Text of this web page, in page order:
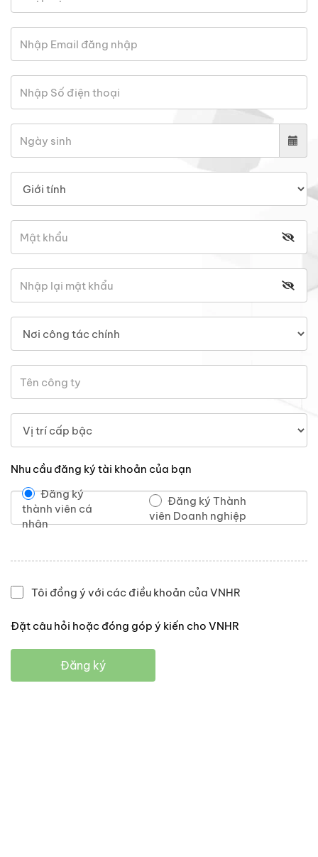
Nhu cầu đăng ký tài khoản của bạn
Đăng ký
thành viên cá
nhân
Đăng ký Thành
viên Doanh nghiệp
Tôi đồng ý với các điều khoản của VNHR
Đặt câu hỏi hoặc đóng góp ý kiến cho VNHR
Đăng ký